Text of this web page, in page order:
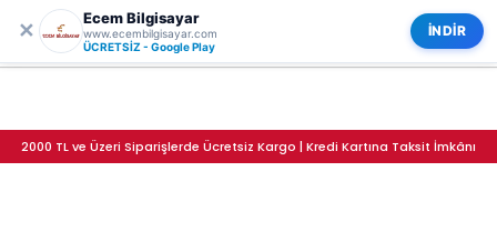
✕
Ecem Bilgisayar
www.ecembilgisayar.com
ÜCRETSİZ - Google Play
İNDİR
2000 TL ve Üzeri Siparişlerde Ücretsiz Kargo | Kredi Kartına Taksit İmkânı
0
Vida ve Somun Kategoriler